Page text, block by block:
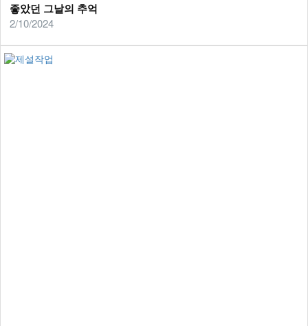
좋았던 그날의 추억
2/10/2024